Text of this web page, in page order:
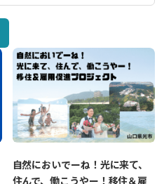
自然においでーね！光に来て、
住んで、働こうやー！移住＆雇